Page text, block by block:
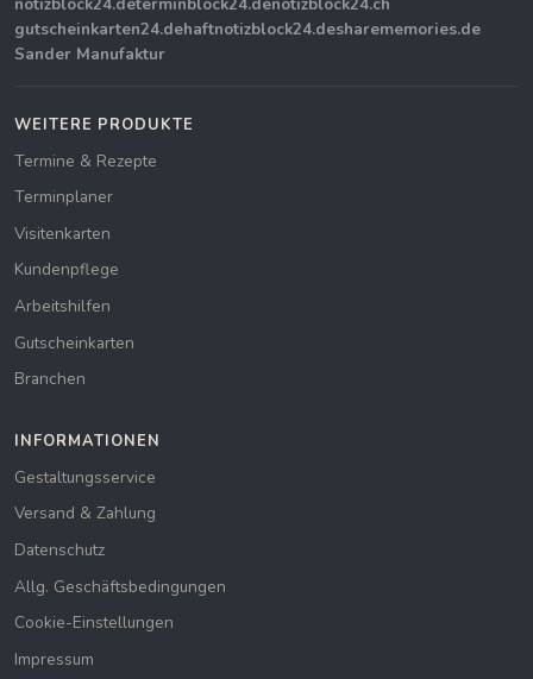
gutscheinkarten24.dehaftnotizblock24.desharememories.de
Sander Manufaktur
WEITERE PRODUKTE
Termine & Rezepte
Terminplaner
Visitenkarten
Kundenpflege
Arbeitshilfen
Gutscheinkarten
Branchen
INFORMATIONEN
Gestaltungsservice
Versand & Zahlung
Datenschutz
Allg. Geschäftsbedingungen
Cookie-Einstellungen
Impressum